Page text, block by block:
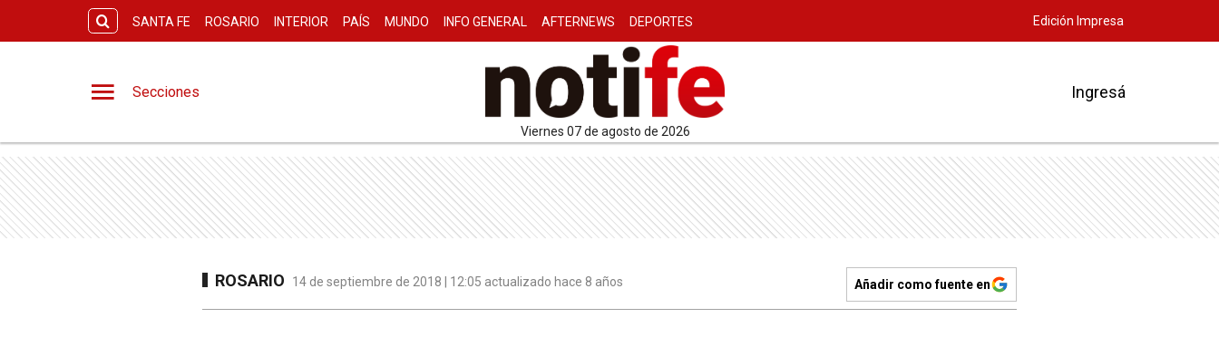
SANTA FE ROSARIO INTERIOR PAÍS MUNDO INFO GENERAL AFTERNEWS DEPORTES Edición Impresa
Secciones
viernes 07 de agosto de 2026
Ingresá
ROSARIO 14 de septiembre de 2018 | 12:05 actualizado hace 8 años Añadir como fuente en